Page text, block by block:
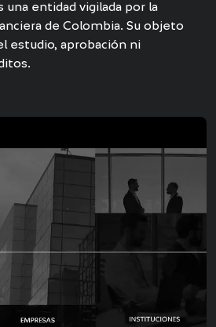
una entidad vigilada por la
de Colombia. Su objeto
estudio, aprobación ni